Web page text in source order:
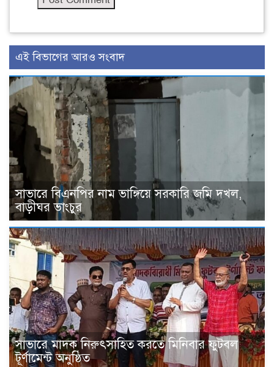
এই বিভাগের আরও সংবাদ
সাভারে বিএনপির নাম ভাঙ্গিয়ে সরকারি জমি দখল,
বাড়ীঘর ভাংচুর
সাভারে মাদক নিরুৎসাহিত করতে মিনিবার ফুটবল
টূর্ণামেন্ট অনুষ্ঠিত